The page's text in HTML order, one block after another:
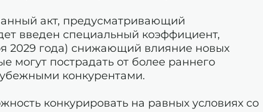
акт, предусматривающий
введен специальный коэффициент,
2029 года) снижающий влияние новых
могут пострадать от более раннего
конкурентами.
конкурировать на равных условиях со